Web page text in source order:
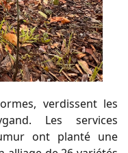
verdissent les
Les services
ont planté une